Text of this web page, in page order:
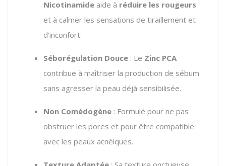
Nicotinamide aide à réduire les rougeurs
et à calmer les sensations de tiraillement et
d'inconfort.
Séborégulation Douce : Le Zinc PCA
contribue à maîtriser la production de sébum
sans agresser la peau déjà sensibilisée.
Non Comédogène : Formulé pour ne pas
obstruer les pores et pour être compatible
avec les peaux acnéiques.